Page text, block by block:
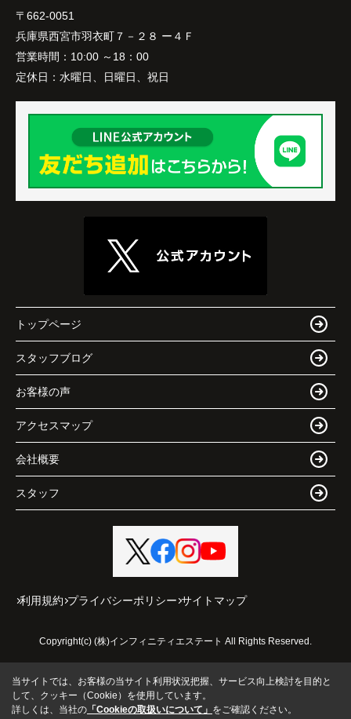
〒662-0051
兵庫県西宮市羽衣町７－２８ ー４Ｆ
営業時間： 10:00 ～18：00
定休日： 水曜日、日曜日、祝日
トップページ
スタッフブログ
お客様の声
アクセスマップ
会社概要
スタッフ
利用規約 プライバシーポリシー サイトマップ
Copyright(c) (株)インフィニティエステート All Rights Reserved.
当サイトでは、お客様の当サイト利用状況把握、サービス向上検討を目的と
して、クッキー（Cookie）を使用しています。
詳しくは、当社の 「Cookieの取扱いについて」 をご確認ください。